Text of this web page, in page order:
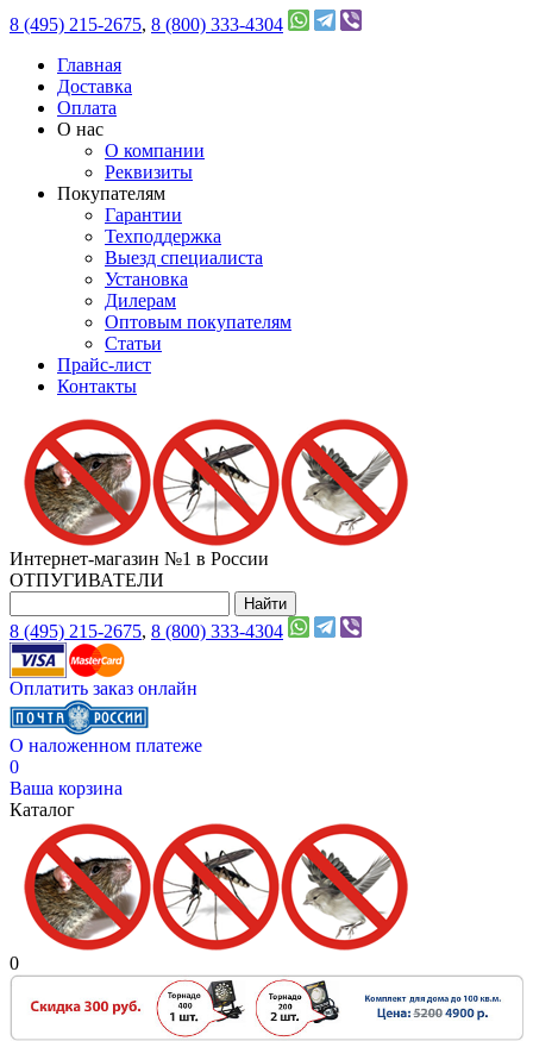
8 (495) 215-2675, 8 (800) 333-4304
Главная
Доставка
Оплата
О нас
О компании
Реквизиты
Покупателям
Гарантии
Техподдержка
Выезд специалиста
Установка
Дилерам
Оптовым покупателям
Статьи
Прайс-лист
Контакты
Интернет-магазин №1 в России
ОТПУГИВАТЕЛИ
8 (495) 215-2675, 8 (800) 333-4304
Оплатить заказ онлайн
О наложенном платеже
0
Ваша корзина
Каталог
0